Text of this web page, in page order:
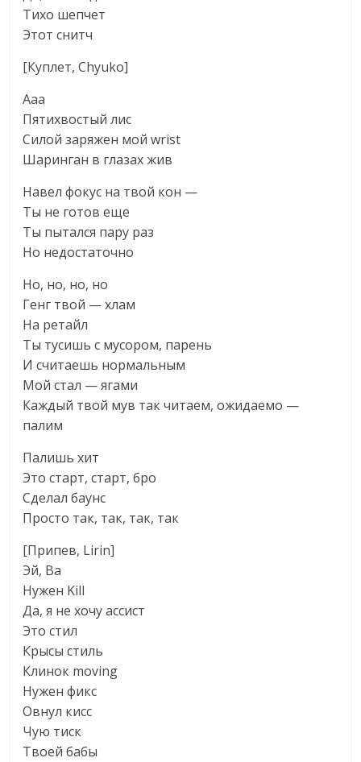
Тихо шепчет
Этот снитч
[Куплет, Chyuko]
Ааа
Пятихвостый лис
Силой заряжен мой wrist
Шаринган в глазах жив
Навел фокус на твой кон —
Ты не готов еще
Ты пытался пару раз
Но недостаточно
Но, но, но, но
Генг твой — хлам
На ретайл
Ты тусишь с мусором, парень
И считаешь нормальным
Мой стал — ягами
Каждый твой мув так читаем, ожидаемо —
палим
Палишь хит
Это старт, старт, бро
Сделал баунс
Просто так, так, так, так
[Припев, Lirin]
Эй, Ва
Нужен Kill
Да, я не хочу ассист
Это стил
Крысы стиль
Клинок moving
Нужен фикс
Овнул кисс
Чую тиск
Твоей бабы